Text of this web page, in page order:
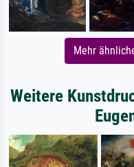
Mehr
Weitere